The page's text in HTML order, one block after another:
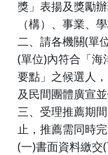
獎」表揚及獎勵
（構）、事業、
二、請各機關(單
(單位)內符合「海
要點」之候選人
及民間團體廣宣
三、受理推薦期
止，推薦需同時
(一)書面資料繳交(